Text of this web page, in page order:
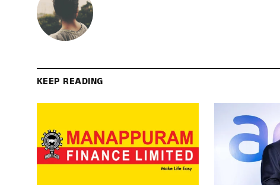
KEEP READING